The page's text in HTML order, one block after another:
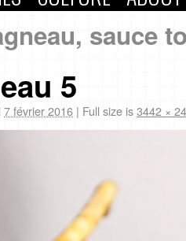
sauce
5
7 février 2016 | Full size is3442 ×